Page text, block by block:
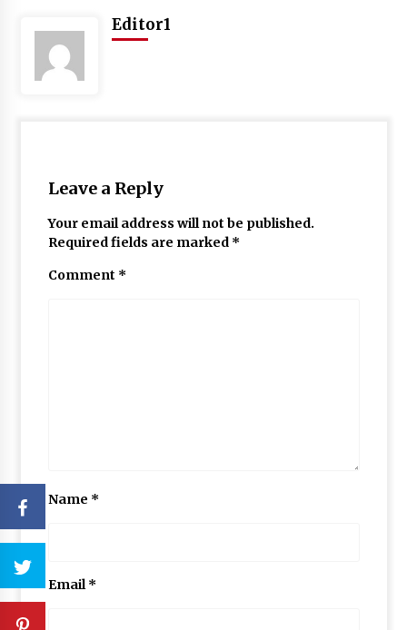
Editor1
Leave a Reply
Your email address will not be published.
Required fields are marked *
Comment *
Name *
Email*